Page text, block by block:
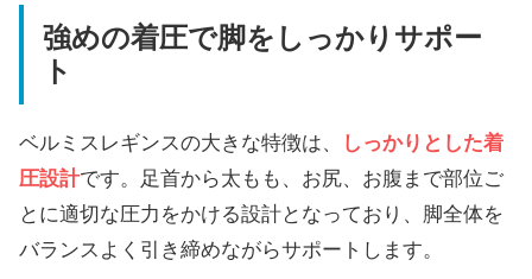
強めの着圧で脚をしっかりサポー
ト
ベルミスレギンスの大きな特徴は、
しっかりとした着
圧設計です。足首から太もも、お尻、お腹まで部位ご
とに適切な圧力をかける設計となっており、脚全体を
バランスよく引き締めながらサポートします。